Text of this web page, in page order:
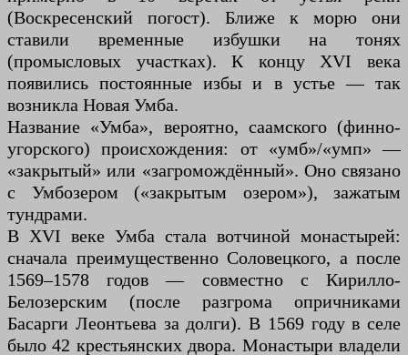
(Воскресенский погост). Ближе к морю они
ставили временные избушки на тонях
(промысловых участках). К концу XVI века
появились постоянные избы и в устье — так
возникла Новая Умба.
Название «Умба», вероятно, саамского (финно-
угорского) происхождения: от «умб»/«умп» —
«закрытый» или «загромождённый». Оно связано
с Умбозером («закрытым озером»), зажатым
тундрами.
В XVI веке Умба стала вотчиной монастырей:
сначала преимущественно Соловецкого, а после
1569–1578 годов — совместно с Кирилло-
Белозерским (после разгрома опричниками
Басарги Леонтьева за долги). В 1569 году в селе
было 42 крестьянских двора. Монастыри владели